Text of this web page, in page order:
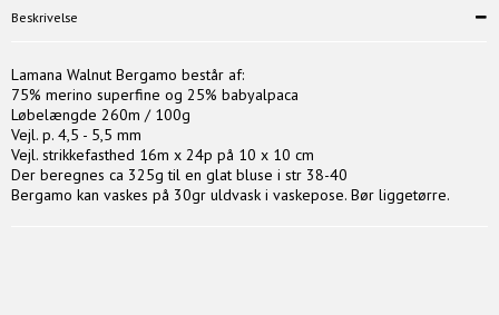
Beskrivelse
Lamana Walnut Bergamo består af:
75% merino superfine og 25% babyalpaca
Løbelængde 260m / 100g
Vejl. p. 4,5 - 5,5 mm
Vejl. strikkefasthed 16m x 24p på 10 x 10 cm
Der beregnes ca 325g til en glat bluse i str 38-40
Bergamo kan vaskes på 30gr uldvask i vaskepose. Bør liggetørre.